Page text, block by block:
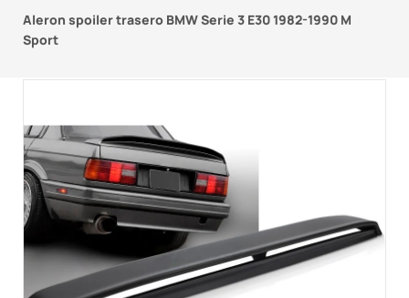
Aleron spoiler trasero BMW Serie 3 E30 1982-1990 M
Sport